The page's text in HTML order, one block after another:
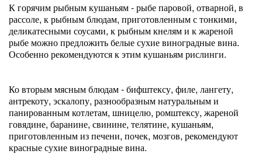
К горячим рыбным кушаньям - рыбе паровой, отварной, в
рассоле, к рыбным блюдам, приготовленным с тонкими,
деликатесными соусами, к рыбным кнелям и к жареной
рыбе можно предложить белые сухие виноградные вина.
Особенно рекомендуются к этим кушаньям рислинги.
Ко вторым мясным блюдам - бифштексу, филе, лангету,
антрекоту, эскалопу, разнообразным натуральным и
панированным котлетам, шницелю, ромштексу, жареной
говядине, баранине, свинине, телятине, кушаньям,
приготовленным из печени, почек, мозгов, рекомендуют
красные сухие виноградные вина.